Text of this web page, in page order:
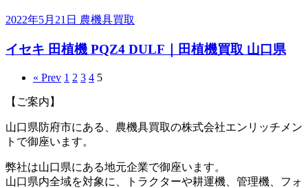
2022年5月21日 農機具買取
イセキ 田植機 PQZ4 DULF｜田植機買取 山口県
« Prev 1 2 3 4 5
【ご案内】
山口県防府市にある、農機具買取の株式会社エンリッチメン
トで御座います。
弊社は山口県にある地元企業で御座います。
山口県内全域を対象に、トラクターや耕運機、管理機、フォ